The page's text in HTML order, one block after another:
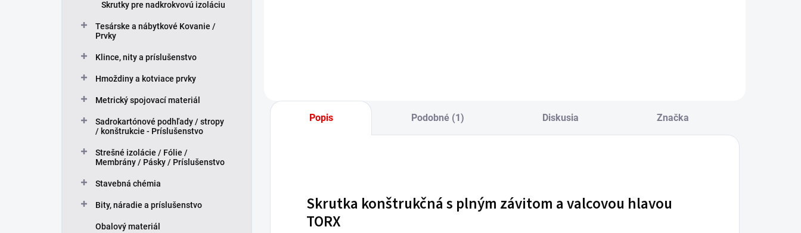
Skrutky pre nadkrokvovú izoláciu
Tesárske a nábytkové Kovanie /
Prvky
Klince, nity a príslušenstvo
Hmoždiny a kotviace prvky
Metrický spojovací materiál
Sadrokartónové podhľady / stropy
/ konštrukcie - Príslušenstvo
Strešné izolácie / Fólie /
Membrány / Pásky / Príslušenstvo
Stavebná chémia
Bity, náradie a príslušenstvo
Obalový materiál
Popis Podobné (1) Diskusia Značka
Skrutka konštrukčná s plným závitom a valcovou hlavou
TORX